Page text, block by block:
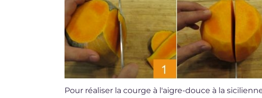
Pour réaliser la courge à l'aigre-douce à la